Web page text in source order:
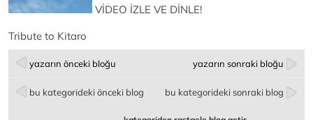
VİDEO İZLE VE DİNLE!
Tribute to Kitaro
yazarın önceki bloğu yazarın sonraki bloğu
bu kategorideki önceki blog bu kategorideki sonraki blog